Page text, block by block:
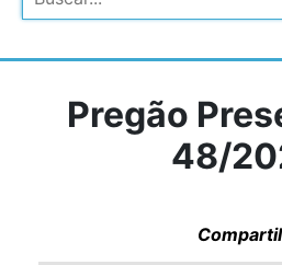
Pregão
48/